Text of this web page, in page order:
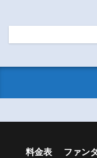
料金表 ファン